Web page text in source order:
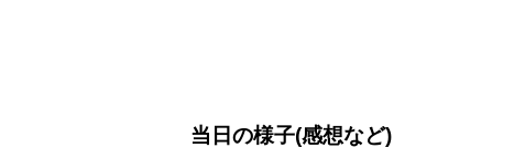
当日の様子(感想など)